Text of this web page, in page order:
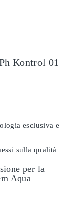
Kontrol 01
esclusiva e
sulla qualità
per la
Aqua